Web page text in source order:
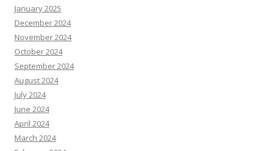
January 2025
December 2024
November 2024
October 2024
September 2024
August 2024
July 2024
June 2024
April 2024
March 2024